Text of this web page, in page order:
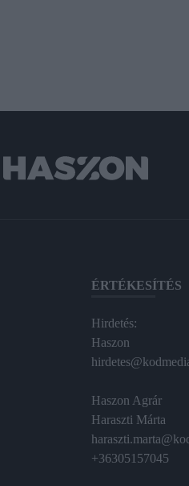
ÉRTÉKESÍTÉS
Hirdetés:
Haszon
Haszon Agrár
Haraszti Márta
+36305157045